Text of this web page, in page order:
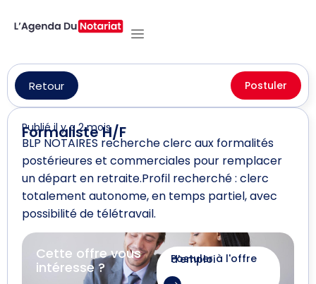
Retour Postuler
Formaliste H/F
Publié il y a 2 mois
BLP NOTAIRES recherche clerc aux formalités
postérieures et commerciales pour remplacer
un départ en retraite.Profil recherché : clerc
totalement autonome, en temps partiel, avec
possibilité de télétravail.
Cette offre vous
intéresse ?
Postuler à l'offre d'emploi